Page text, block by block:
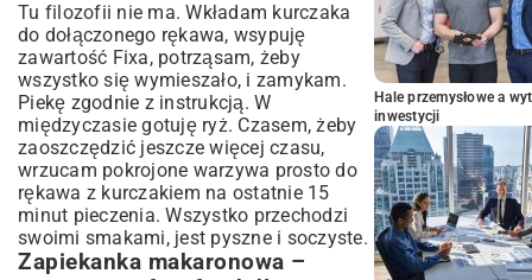
Tu filozofii nie ma. Wkładam kurczaka
do dołączonego rękawa, wsypuję
zawartość Fixa, potrząsam, żeby
wszystko się wymieszało, i zamykam.
Piekę zgodnie z instrukcją. W
międzyczasie gotuję ryż. Czasem, żeby
zaoszczędzić jeszcze więcej czasu,
wrzucam pokrojone warzywa prosto do
rękawa z kurczakiem na ostatnie 15
minut pieczenia. Wszystko przechodzi
swoimi smakami, jest pyszne i soczyste.
Zapiekanka makaronowa –
Hale przemysłowe a
inwestycji